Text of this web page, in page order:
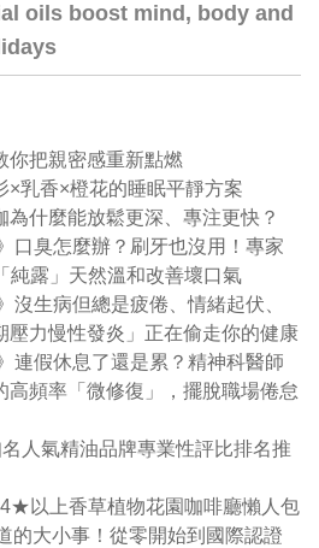
oils boost mind, body and
你把親密感重新點燃
×乳香×橙花的睡眠平靜方案
什麼能放鬆更深、專注更快？
口臭怎麼辦？刷牙也沒用！專家
純露」天然溫和改善壞口氣
沒生病但總是疲倦、情緒起伏、
壓力慢性發炎」正在偷走你的健康
連假休息了還是累？精神科醫師
高頻率「微修復」，擺脫職場倦怠
人氣精油品牌專業性評比排名推
以上香草植物花園咖啡廳懶人包
的大小事！從零開始到國際認證